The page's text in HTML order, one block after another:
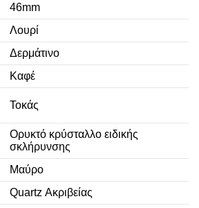
46mm
Λουρί
Δερμάτινο
Καφέ
Τοκάς
Ορυκτό κρύσταλλο ειδικής
σκλήρυνσης
Μαύρο
Quartz Ακριβείας